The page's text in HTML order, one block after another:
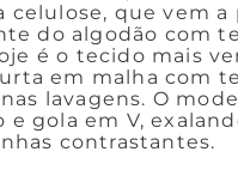
que vem a
do algodão com
é o tecido mais
em malha com
lavagens. O
gola em V,
contrastantes.